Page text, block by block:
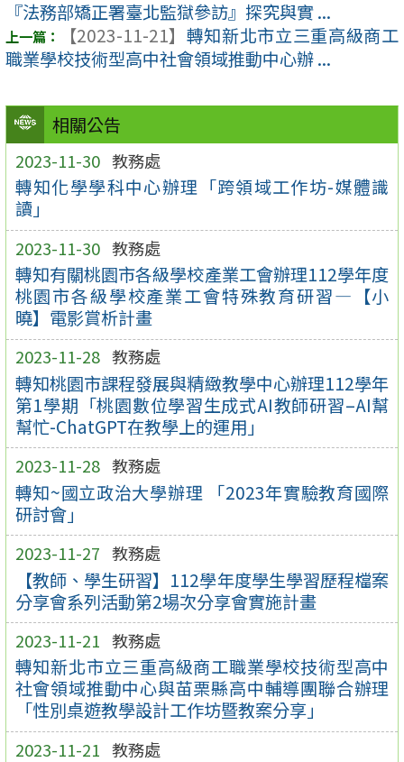
相關公告
2023-11-30 教務處
轉知化學學科中心辦理「跨領域工作坊-媒體識
讀」
2023-11-30 教務處
轉知有關桃園市各級學校產業工會辦理112學年度
桃園市各級學校產業工會特殊教育研習—【小
曉】電影賞析計畫
2023-11-28 教務處
轉知桃園市課程發展與精緻教學中心辦理112學年
第1學期「桃園數位學習生成式AI教師研習–AI幫
幫忙-ChatGPT在教學上的運用」
2023-11-28 教務處
轉知~國立政治大學辦理 「2023年實驗教育國際
研討會」
2023-11-27 教務處
【教師、學生研習】112學年度學生學習歷程檔案
分享會系列活動第2場次分享會實施計畫
2023-11-21 教務處
轉知新北市立三重高級商工職業學校技術型高中
社會領域推動中心與苗栗縣高中輔導團聯合辦理
「性別桌遊教學設計工作坊暨教案分享」
2023-11-21 教務處
『法務部矯正署臺北監獄參訪』探究與實 ...
【2023-11-21】 轉知新北市立三重高級商工
職業學校技術型高中社會領域推動中心辦 ...